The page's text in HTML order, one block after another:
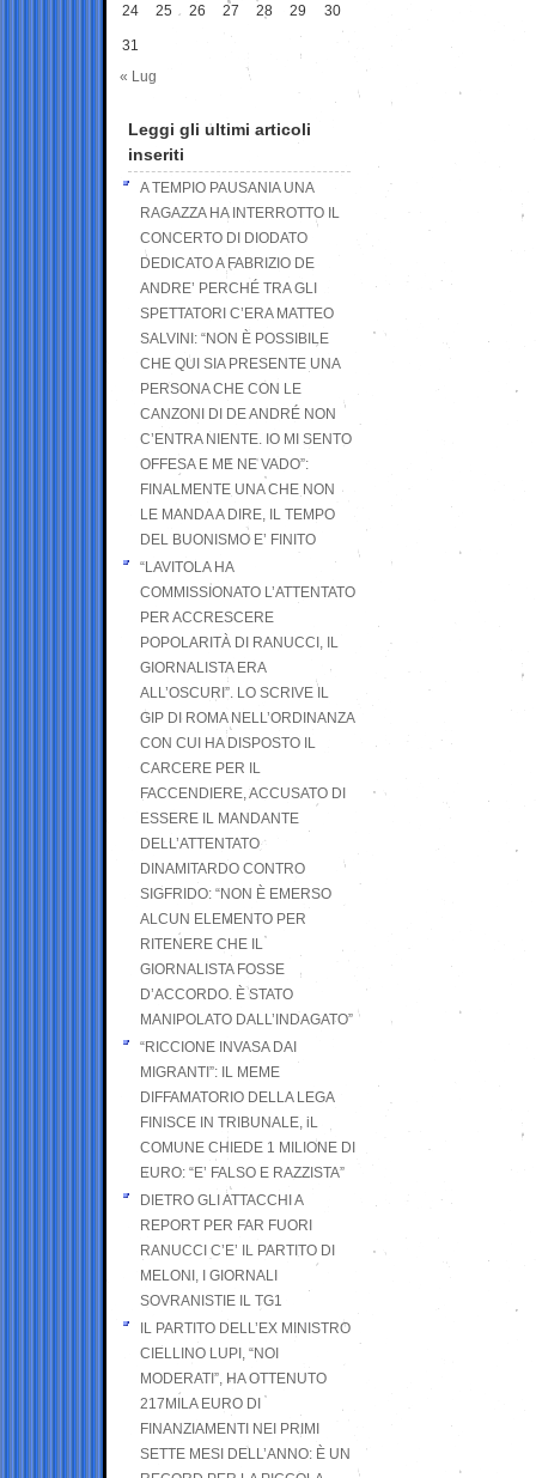
24 25 26 27 28 29 30
31
« Lug
Leggi gli ultimi articoli
inseriti
A TEMPIO PAUSANIA UNA
RAGAZZA HA INTERROTTO IL
CONCERTO DI DIODATO
DEDICATO A FABRIZIO DE
ANDRE’ PERCHÉ TRA GLI
SPETTATORI C’ERA MATTEO
SALVINI: “NON È POSSIBILE
CHE QUI SIA PRESENTE UNA
PERSONA CHE CON LE
CANZONI DI DE ANDRÉ NON
C’ENTRA NIENTE. IO MI SENTO
OFFESA E ME NE VADO”:
FINALMENTE UNA CHE NON
LE MANDA A DIRE, IL TEMPO
DEL BUONISMO E’ FINITO
“LAVITOLA HA
COMMISSIONATO L’ATTENTATO
PER ACCRESCERE
POPOLARITÀ DI RANUCCI, IL
GIORNALISTA ERA
ALL’OSCURI”. LO SCRIVE IL
GIP DI ROMA NELL’ORDINANZA
CON CUI HA DISPOSTO IL
CARCERE PER IL
FACCENDIERE, ACCUSATO DI
ESSERE IL MANDANTE
DELL’ATTENTATO
DINAMITARDO CONTRO
SIGFRIDO: “NON È EMERSO
ALCUN ELEMENTO PER
RITENERE CHE IL
GIORNALISTA FOSSE
D’ACCORDO. È STATO
MANIPOLATO DALL’INDAGATO”
“RICCIONE INVASA DAI
MIGRANTI”: IL MEME
DIFFAMATORIO DELLA LEGA
FINISCE IN TRIBUNALE, iL
COMUNE CHIEDE 1 MILIONE DI
EURO: “E’ FALSO E RAZZISTA”
DIETRO GLI ATTACCHI A
REPORT PER FAR FUORI
RANUCCI C’E’ IL PARTITO DI
MELONI, I GIORNALI
SOVRANISTIE IL TG1
IL PARTITO DELL’EX MINISTRO
CIELLINO LUPI, “NOI
MODERATI”, HA OTTENUTO
217MILA EURO DI
FINANZIAMENTI NEI PRIMI
SETTE MESI DELL’ANNO: È UN